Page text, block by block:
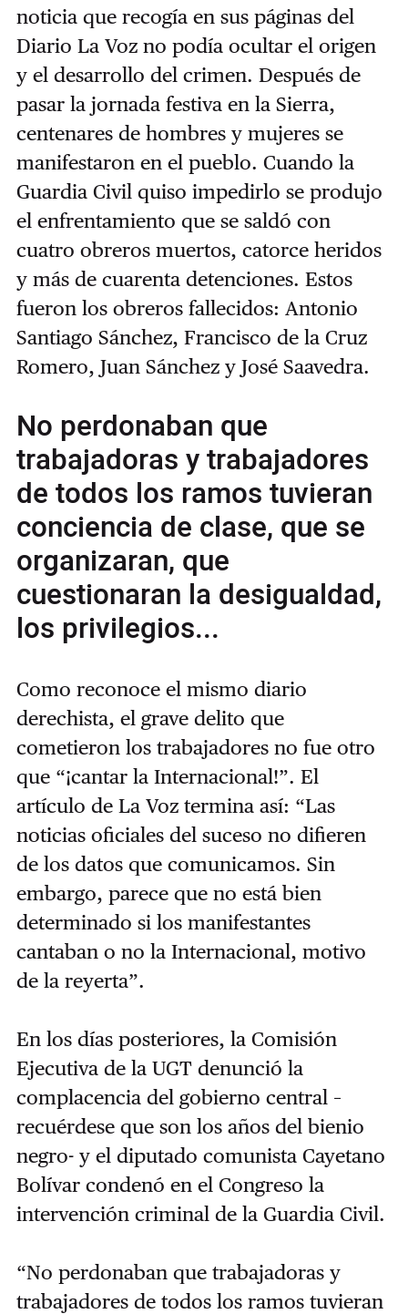
noticia que recogía en sus páginas del
Diario La Voz no podía ocultar el origen
y el desarrollo del crimen. Después de
pasar la jornada festiva en la Sierra,
centenares de hombres y mujeres se
manifestaron en el pueblo. Cuando la
Guardia Civil quiso impedirlo se produjo
el enfrentamiento que se saldó con
cuatro obreros muertos, catorce heridos
y más de cuarenta detenciones. Estos
fueron los obreros fallecidos: Antonio
Santiago Sánchez, Francisco de la Cruz
Romero, Juan Sánchez y José Saavedra.
No perdonaban que
trabajadoras y trabajadores
de todos los ramos tuvieran
conciencia de clase, que se
organizaran, que
cuestionaran la desigualdad,
los privilegios...
Como reconoce el mismo diario
derechista, el grave delito que
cometieron los trabajadores no fue otro
que “¡cantar la Internacional!”. El
artículo de La Voz termina así: “Las
noticias oficiales del suceso no difieren
de los datos que comunicamos. Sin
embargo, parece que no está bien
determinado si los manifestantes
cantaban o no la Internacional, motivo
de la reyerta”.
En los días posteriores, la Comisión
Ejecutiva de la UGT denunció la
complacencia del gobierno central –
recuérdese que son los años del bienio
negro- y el diputado comunista Cayetano
Bolívar condenó en el Congreso la
intervención criminal de la Guardia Civil.
“No perdonaban que trabajadoras y
trabajadores de todos los ramos tuvieran